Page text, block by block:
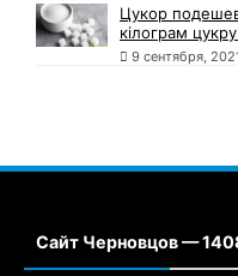
Цукор
кілограм цукру
9 сентября,
Сайт Черновцов —